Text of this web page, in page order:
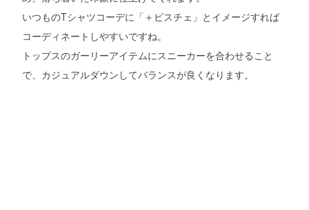
いつものTシャツコーデに「＋ビスチェ」とイメージすれば
コーディネートしやすいですね。
トップスのガーリーアイテムにスニーカーを合わせること
で、カジュアルダウンしてバランスが良くなります。